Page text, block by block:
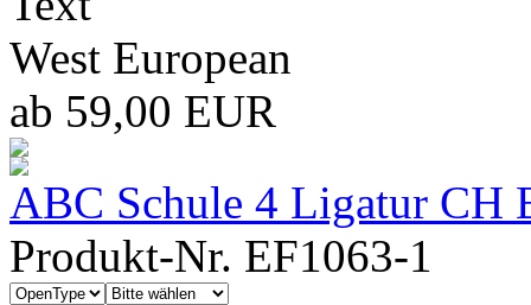
West European
ab 59,00 EUR
ABC Schule 4 Ligatur CH
Produkt-Nr. EF1063-1